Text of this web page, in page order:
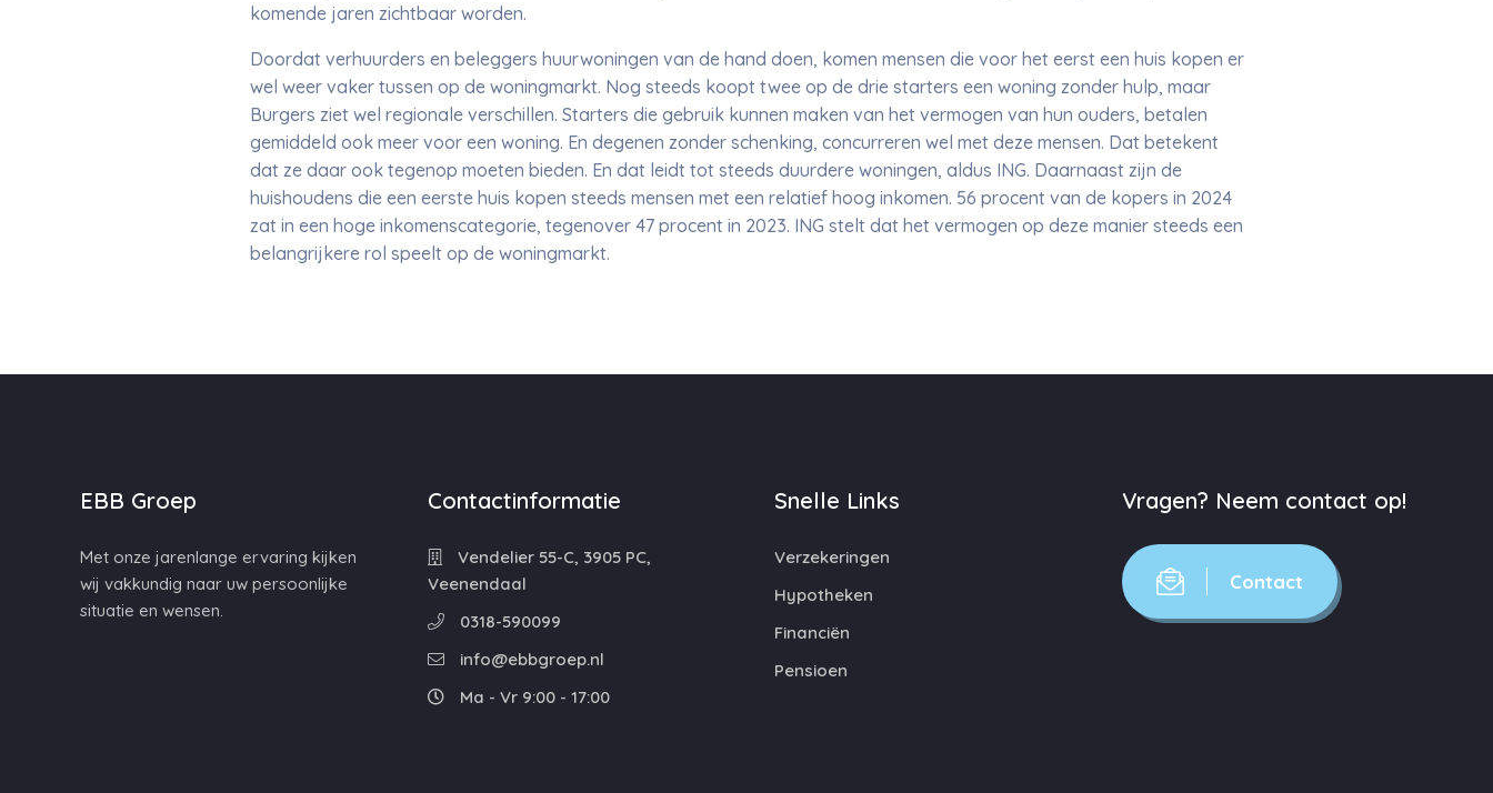
komende jaren zichtbaar worden.
Doordat verhuurders en beleggers huurwoningen van de hand doen, komen mensen die voor het eerst een huis kopen er
wel weer vaker tussen op de woningmarkt. Nog steeds koopt twee op de drie starters een woning zonder hulp, maar
Burgers ziet wel regionale verschillen. Starters die gebruik kunnen maken van het vermogen van hun ouders, betalen
gemiddeld ook meer voor een woning. En degenen zonder schenking, concurreren wel met deze mensen. Dat betekent
dat ze daar ook tegenop moeten bieden. En dat leidt tot steeds duurdere woningen, aldus ING. Daarnaast zijn de
huishoudens die een eerste huis kopen steeds mensen met een relatief hoog inkomen. 56 procent van de kopers in 2024
zat in een hoge inkomenscategorie, tegenover 47 procent in 2023. ING stelt dat het vermogen op deze manier steeds een
belangrijkere rol speelt op de woningmarkt.
EBB Groep
Met onze jarenlange ervaring kijken
wij vakkundig naar uw persoonlijke
situatie en wensen.
Contactinformatie
Vendelier 55-C, 3905 PC,
Veenendaal
0318-590099
info@ebbgroep.nl
Ma - Vr 9:00 - 17:00
Snelle Links
Verzekeringen
Hypotheken
Financiën
Pensioen
Vragen? Neem contact op!
Contact